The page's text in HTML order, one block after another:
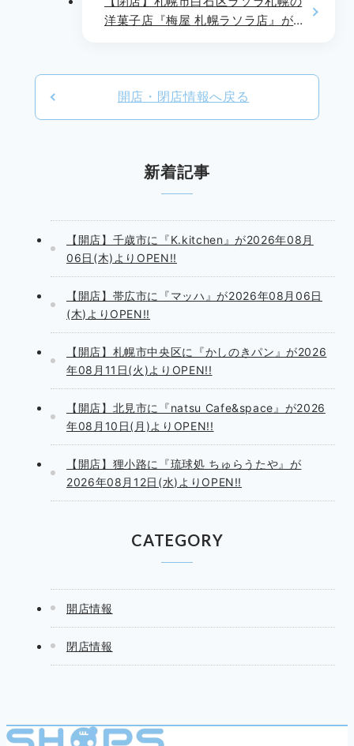
洋菓子店『梅屋 札幌ラソラ店』が
開店・閉店情報へ戻る
新着記事
【開店】千歳市に『K.kitchen』が2026年08月
06日(木)よりOPEN!!
【開店】帯広市に『マッハ』が2026年08月06日
(木)よりOPEN!!
【開店】札幌市中央区に『かしのきパン』が2026
年08月11日(火)よりOPEN!!
【開店】北見市に『natsu Cafe&space』が2026
年08月10日(月)よりOPEN!!
【開店】狸小路に『琉球処 ちゅらうたや』が
2026年08月12日(水)よりOPEN!!
CATEGORY
開店情報
閉店情報